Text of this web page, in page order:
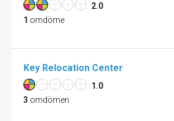
2.0
1 omdöme
Key Relocation Center
1.0
3 omdömen